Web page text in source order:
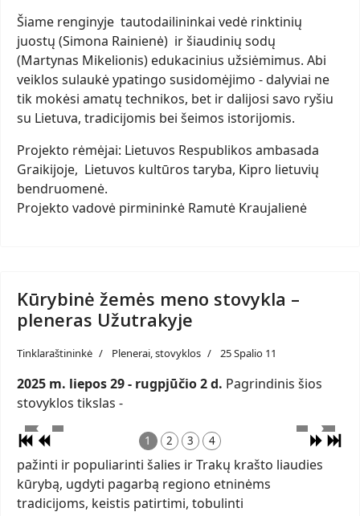
Šiame renginyje tautodailininkai vedė rinktinių
juostų (Simona Rainienė) ir šiaudinių sodų
(Martynas Mikelionis) edukacinius užsiėmimus. Abi
veiklos sulaukė ypatingo susidomėjimo - dalyviai ne
tik mokėsi amatų technikos, bet ir dalijosi savo ryšiu
su Lietuva, tradicijomis bei šeimos istorijomis.
Projekto rėmėjai: Lietuvos Respublikos ambasada
Graikijoje, Lietuvos kultūros taryba, Kipro lietuvių
bendruomenė.
Projekto vadovė pirmininkė Ramutė Kraujalienė
Kūrybinė žemės meno stovykla –
pleneras Užutrakyje
Tinklaraštininkė Plenerai, stovyklos 25 Spalio 11
2025 m. liepos 29 - rugpjūčio 2 d. Pagrindinis šios
stovyklos tikslas -
1 2 3 4
pažinti ir populiarinti šalies ir Trakų krašto liaudies
kūrybą, ugdyti pagarbą regiono etninėms
tradicijoms, keistis patirtimi, tobulinti